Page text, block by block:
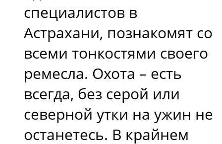
специалистов в
Астрахани, познакомят со
всеми тонкостями своего
ремесла. Охота – есть
всегда, без серой или
северной утки на ужин не
останетесь. В крайнем